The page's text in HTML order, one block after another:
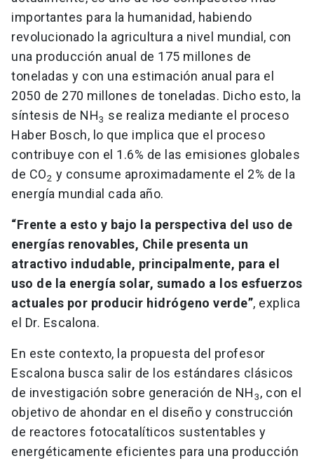
importantes para la humanidad, habiendo
revolucionado la agricultura a nivel mundial, con
una producción anual de 175 millones de
toneladas y con una estimación anual para el
2050 de 270 millones de toneladas. Dicho esto, la
síntesis de NH3 se realiza mediante el proceso
Haber Bosch, lo que implica que el proceso
contribuye con el 1.6% de las emisiones globales
de CO2 y consume aproximadamente el 2% de la
energía mundial cada año.
“Frente a esto y bajo la perspectiva del uso de
energías renovables, Chile presenta un
atractivo indudable, principalmente, para el
uso de la energía solar, sumado a los esfuerzos
actuales por producir hidrógeno verde”, explica
el Dr. Escalona.
En este contexto, la propuesta del profesor
Escalona busca salir de los estándares clásicos
de investigación sobre generación de NH3, con el
objetivo de ahondar en el diseño y construcción
de reactores fotocatalíticos sustentables y
energéticamente eficientes para una producción